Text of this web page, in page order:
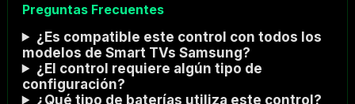
Preguntas Frecuentes
¿Es compatible este control con todos los
modelos de Smart TVs Samsung?
¿El control requiere algún tipo de
configuración?
¿Qué tipo de baterías utiliza este control?